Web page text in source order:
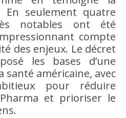
En seulement quatre
notables ont été
compte
des enjeux. Le décret
les bases d’une
santé américaine, avec
pour réduire
et prioriser le